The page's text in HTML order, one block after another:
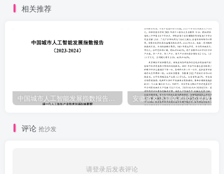
相关推荐
评论 抢沙发
请登录后发表评论